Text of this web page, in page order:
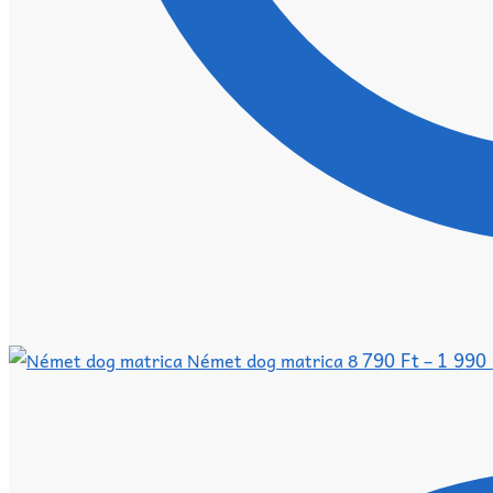
Német dog matrica 8790 Ft–1 990